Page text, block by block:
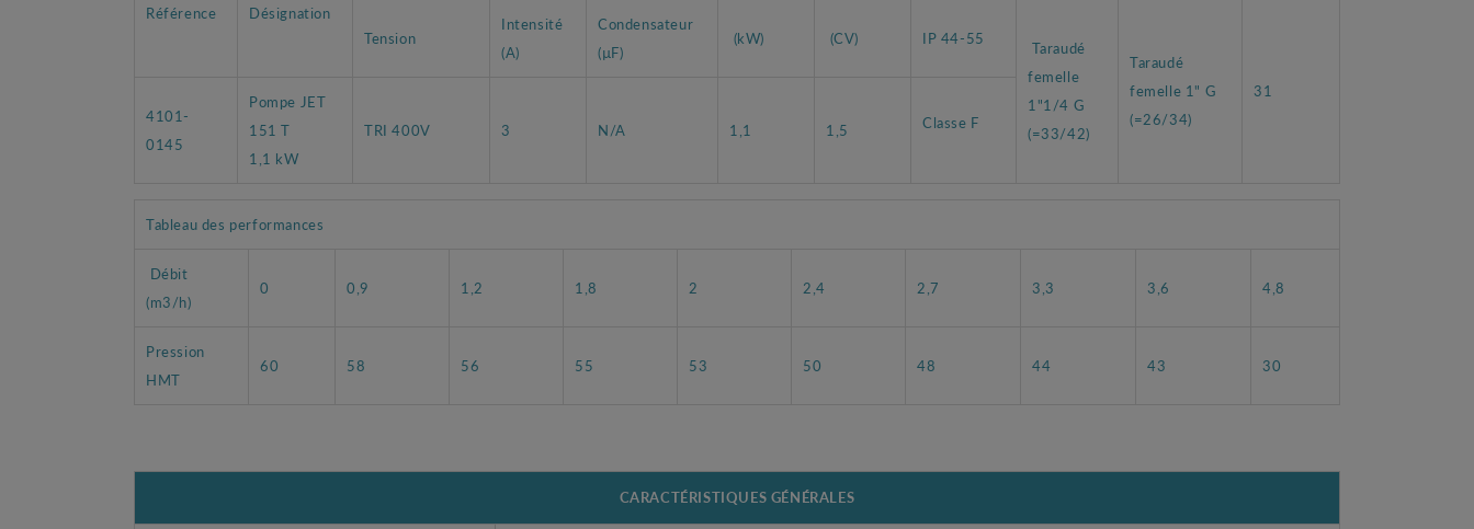
Référence Désignation
Tension
Intensité
(A)
Condensateur
(µF)
(kW) (CV) IP 44-55
Taraudé
femelle
1"1/4 G
(=33/42)
Taraudé
femelle 1" G
(=26/34)
31
4101-
0145
Pompe JET
151 T
1,1 kW
TRI 400V 3 N/A 1,1 1,5 Classe F
Tableau des performances
Débit
(m3/h)
0 0,9 1,2 1,8 2 2,4 2,7 3,3 3,6 4,8
Pression
HMT
60 58 56 55 53 50 48 44 43 30
CARACTÉRISTIQUES GÉNÉRALES